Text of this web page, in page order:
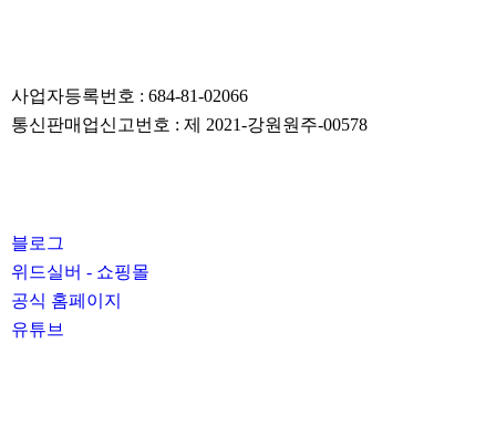
사업자등록번호 : 684-81-02066
통신판매업신고번호 : 제 2021-강원원주-00578
블로그
위드실버 - 쇼핑몰
공식 홈페이지
유튜브